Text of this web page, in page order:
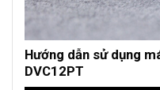
Hướng dẫn sử dụng
DVC12PT